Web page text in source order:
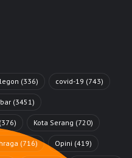
(336) covid-19 (743)
(3451)
(376) Kota Serang (720)
(716) Opini (419)